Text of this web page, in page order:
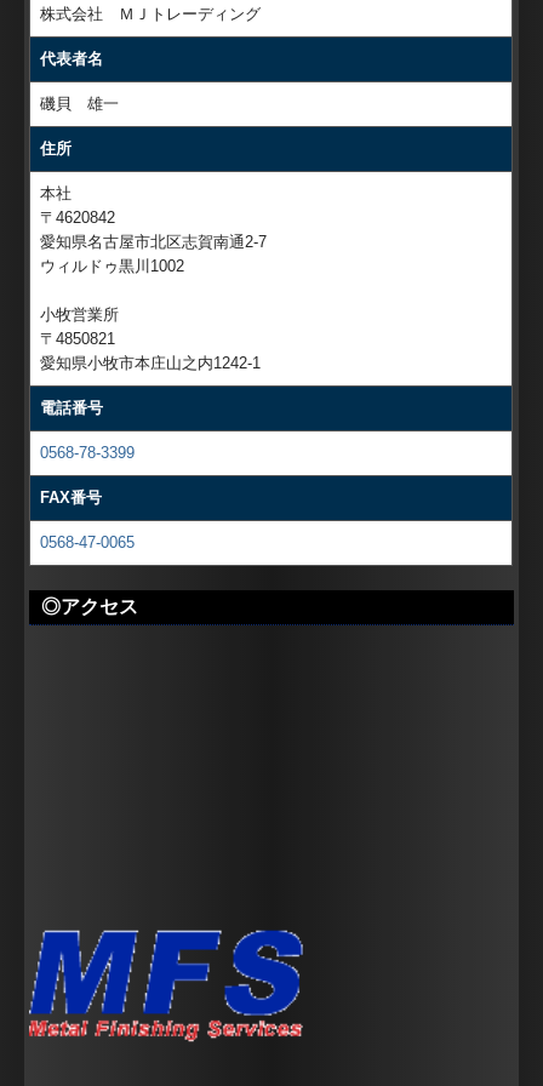
株式会社 ＭＪトレーディング
代表者名
磯貝 雄一
住所
本社
〒4620842
愛知県名古屋市北区志賀南通2-7
ウィルドゥ黒川1002
小牧営業所
〒4850821
愛知県小牧市本庄山之内1242-1
電話番号
0568-78-3399
FAX番号
0568-47-0065
◎アクセス